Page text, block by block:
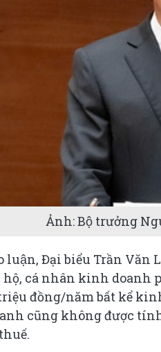
Ảnh: Bộ trưởng
luận, Đại biểu Trần Văn
hộ, cá nhân kinh
đồng/năm bất kể
cũng không được